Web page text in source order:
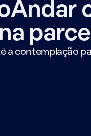
na
a contemplação